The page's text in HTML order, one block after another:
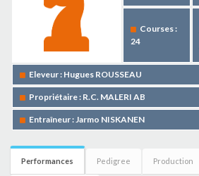
Courses :
24
Eleveur : Hugues ROUSSEAU
Propriétaire : R.C. MALERI AB
Entraîneur : Jarmo NISKANEN
Performances Pedigree Production